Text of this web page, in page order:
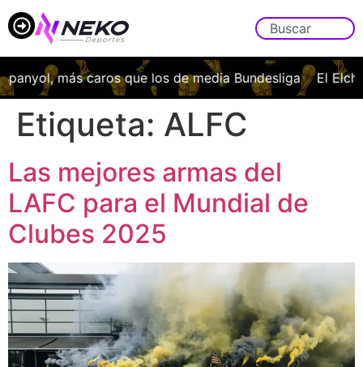
más caros que los de media Bundesliga El
Etiqueta: ALFC
Las mejores armas del
LAFC para el Mundial de
Clubes 2025